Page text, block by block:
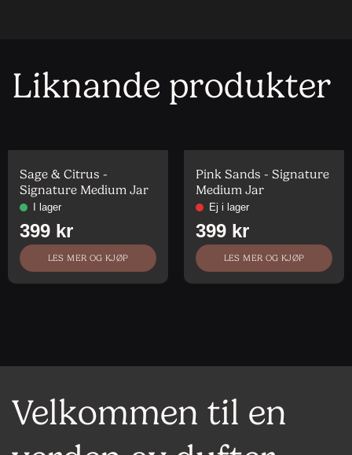
Liknande produkter
Sage & Citrus -
Signature Medium Jar
LES MER OG KJØP
Pink Sands - Signature
Medium Jar
LES MER OG KJØP
Velkommen til en